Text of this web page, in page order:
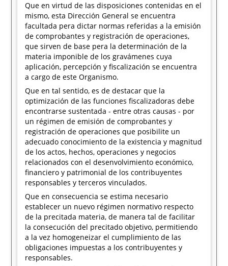
Que en virtud de las disposiciones contenidas en el
mismo, esta Dirección General se encuentra
facultada pera dictar normas referidas a la emisión
de comprobantes y registración de operaciones,
que sirven de base pera la determinación de la
materia imponible de los gravámenes cuya
aplicación, percepción y fiscalización se encuentra
a cargo de este Organismo.
Que en tal sentido, es de destacar que la
optimización de las funciones fiscalizadoras debe
encontrarse sustentada - entre otras causas - por
un régimen de emisión de comprobantes y
registración de operaciones que posibilite un
adecuado conocimiento de la existencia y magnitud
de los actos, hechos, operaciones y negocios
relacionados con el desenvolvimiento económico,
financiero y patrimonial de los contribuyentes
responsables y terceros vinculados.
Que en consecuencia se estima necesario
establecer un nuevo régimen normativo respecto
de la precitada materia, de manera tal de facilitar
la consecución del precitado objetivo, permitiendo
a la vez homogeneizar el cumplimiento de las
obligaciones impuestas a los contribuyentes y
responsables.